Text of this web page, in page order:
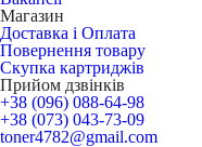
Магазин
Доставка і Оплата
Повернення товару
Скупка картриджів
Прийом дзвінків
+38 (096) 088-64-98
+38 (073) 043-73-09
toner4782@gmail.com